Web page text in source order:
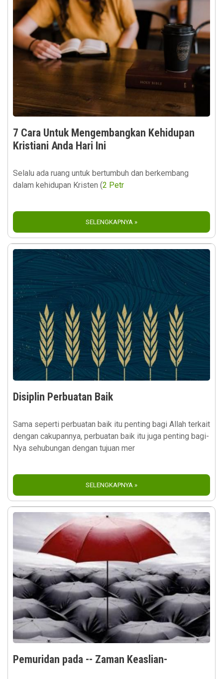
7 Cara Untuk Mengembangkan Kehidupan
Kristiani Anda Hari Ini
Selalu ada ruang untuk bertumbuh dan berkembang
dalam kehidupan Kristen (2 Petr
SELENGKAPNYA »
Disiplin Perbuatan Baik
Sama seperti perbuatan baik itu penting bagi Allah terkait
dengan cakupannya, perbuatan baik itu juga penting bagi-
Nya sehubungan dengan tujuan mer
SELENGKAPNYA »
Pemuridan pada -- Zaman Keaslian-